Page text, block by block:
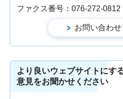
ファクス番号：076-272-0812
より良いウェブサイトにす
意見をお聞かせください